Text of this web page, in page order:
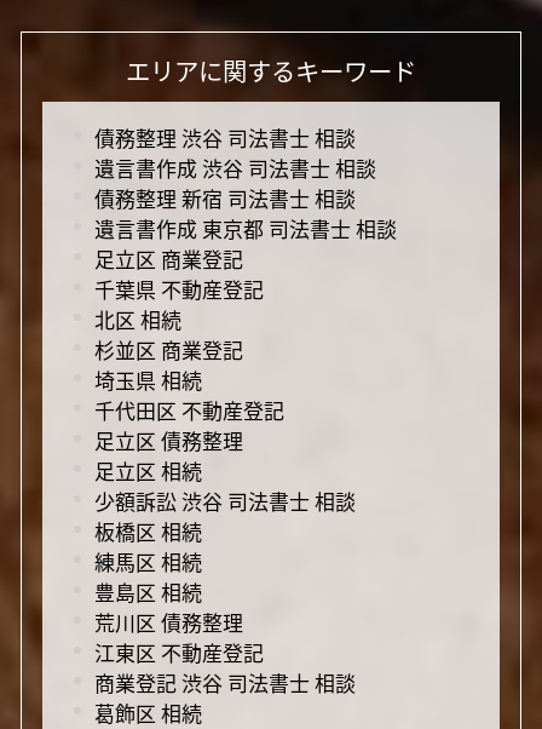
エリアに関するキーワード
債務整理 渋谷 司法書士 相談
遺言書作成 渋谷 司法書士 相談
債務整理 新宿 司法書士 相談
遺言書作成 東京都 司法書士 相談
足立区 商業登記
千葉県 不動産登記
北区 相続
杉並区 商業登記
埼玉県 相続
千代田区 不動産登記
足立区 債務整理
足立区 相続
少額訴訟 渋谷 司法書士 相談
板橋区 相続
練馬区 相続
豊島区 相続
荒川区 債務整理
江東区 不動産登記
商業登記 渋谷 司法書士 相談
葛飾区 相続